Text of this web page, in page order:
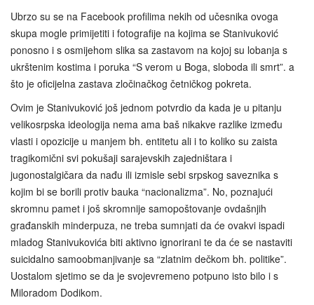
Ubrzo su se na Facebook profilima nekih od učesnika ovoga
skupa mogle primijetiti i fotografije na kojima se Stanivuković
ponosno i s osmijehom slika sa zastavom na kojoj su lobanja s
ukrštenim kostima i poruka “S verom u Boga, sloboda ili smrt”. a
što je oficijelna zastava zločinačkog četničkog pokreta.
Ovim je Stanivuković još jednom potvrdio da kada je u pitanju
velikosrpska ideologija nema ama baš nikakve razlike između
vlasti i opozicije u manjem bh. entitetu ali i to koliko su zaista
tragikomični svi pokušaji sarajevskih zajedništara i
jugonostalgičara da nađu ili izmisle sebi srpskog saveznika s
kojim bi se borili protiv bauka “nacionalizma”. No, poznajući
skromnu pamet i još skromnije samopoštovanje ovdašnjih
građanskih minderpuza, ne treba sumnjati da će ovakvi ispadi
mladog Stanivukovića biti aktivno ignorirani te da će se nastaviti
suicidalno samoobmanjivanje sa “zlatnim dečkom bh. politike”.
Uostalom sjetimo se da je svojevremeno potpuno isto bilo i s
Miloradom Dodikom.